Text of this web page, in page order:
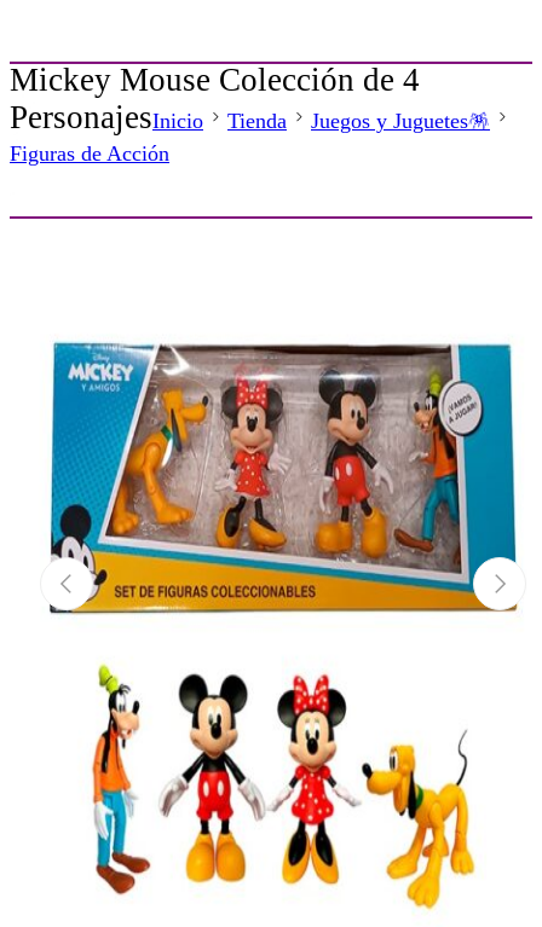
Mickey Mouse Colección de 4
PersonajesInicio Tienda
Juegos y Juguetes🪅
Figuras de Acción